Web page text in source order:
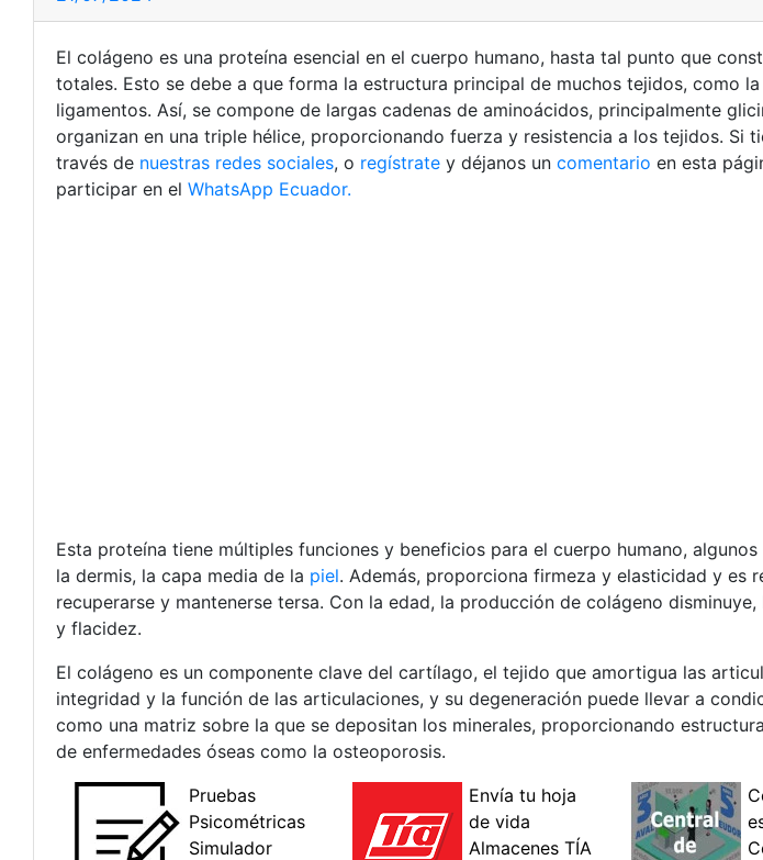
El colágeno es una proteína esencial en el cuerpo humano, hasta tal punto que
totales. Esto se debe a que forma la estructura principal de muchos tejidos, como
ligamentos. Así, se compone de largas cadenas de aminoácidos, principalmente
organizan en una triple hélice, proporcionando fuerza y resistencia a los tejidos. Si
través de nuestras redes sociales, o regístrate y déjanos un comentario en esta
participar en el WhatsApp Ecuador.
Esta proteína tiene múltiples funciones y beneficios para el cuerpo humano,
la dermis, la capa media de la piel. Además, proporciona firmeza y elasticidad y es
recuperarse y mantenerse tersa. Con la edad, la producción de colágeno
y flacidez.
El colágeno es un componente clave del cartílago, el tejido que amortigua las
integridad y la función de las articulaciones, y su degeneración puede llevar a
como una matriz sobre la que se depositan los minerales, proporcionando
de enfermedades óseas como la osteoporosis.